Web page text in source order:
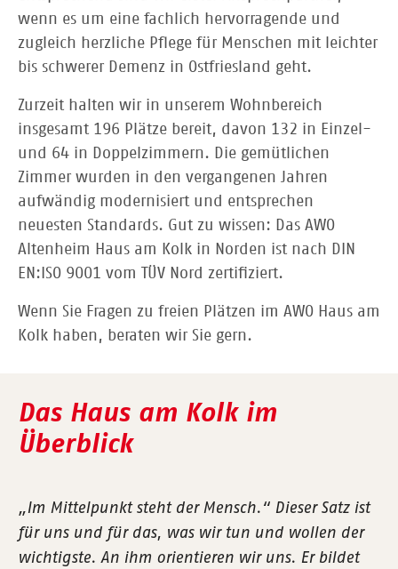
wenn es um eine fachlich hervorragende und
zugleich herzliche Pflege für Menschen mit leichter
bis schwerer Demenz in Ostfriesland geht.
Zurzeit halten wir in unserem Wohnbereich
insgesamt 196 Plätze bereit, davon 132 in Einzel-
und 64 in Doppelzimmern. Die gemütlichen
Zimmer wurden in den vergangenen Jahren
aufwändig modernisiert und entsprechen
neuesten Standards. Gut zu wissen: Das AWO
Altenheim Haus am Kolk in Norden ist nach DIN
EN:ISO 9001 vom TÜV Nord zertifiziert.
Wenn Sie Fragen zu freien Plätzen im AWO Haus am
Kolk haben, beraten wir Sie gern.
Das Haus am Kolk im
Überblick
„Im Mittelpunkt steht der Mensch.“ Dieser Satz ist
für uns und für das, was wir tun und wollen der
wichtigste. An ihm orientieren wir uns. Er bildet